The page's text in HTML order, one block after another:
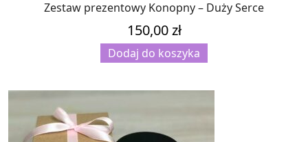
Zestaw prezentowy Konopny – Duży Serce
150,00zł
Dodaj do koszyka